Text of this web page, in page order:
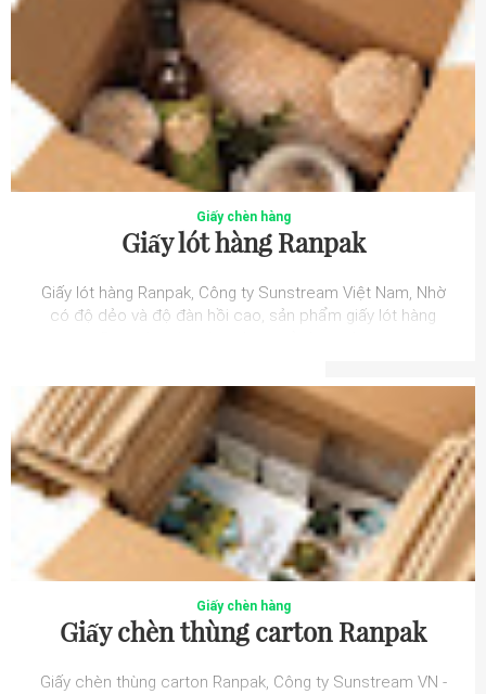
Giấy chèn hàng
Giấy lót hàng Ranpak
Giấy lót hàng Ranpak, Công ty Sunstream Việt Nam, Nhờ
có độ dẻo và độ đàn hồi cao, sản phẩm giấy lót hàng
Giấy chèn hàng
Giấy chèn thùng carton Ranpak
Giấy chèn thùng carton Ranpak, Công ty Sunstream VN -